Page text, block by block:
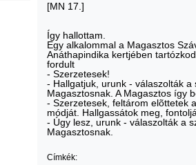
[MN 17.]
Így hallottam.
Egy alkalommal a Magasztos
Anáthapindika kertjében
fordult
- Szerzetesek!
- Hallgatjuk, urunk - válaszolták
Magasztosnak. A Magasztos így
- Szerzetesek, feltárom elõttetek
módját. Hallgassátok meg,
- Úgy lesz, urunk - válaszolták a
Magasztosnak.
Címkék: